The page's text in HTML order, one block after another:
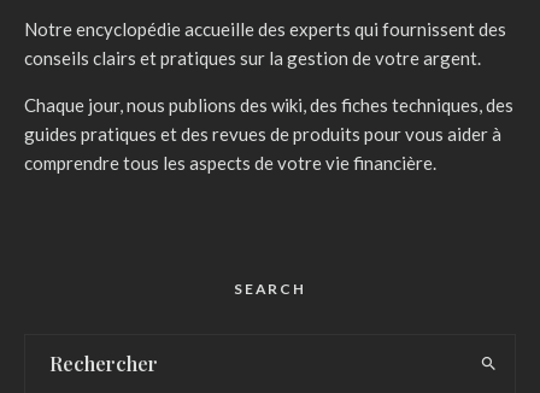
Notre encyclopédie accueille des experts qui fournissent des
conseils clairs et pratiques sur la gestion de votre argent.
Chaque jour, nous publions des wiki, des fiches techniques, des
guides pratiques et des revues de produits pour vous aider à
comprendre tous les aspects de votre vie financière.
SEARCH